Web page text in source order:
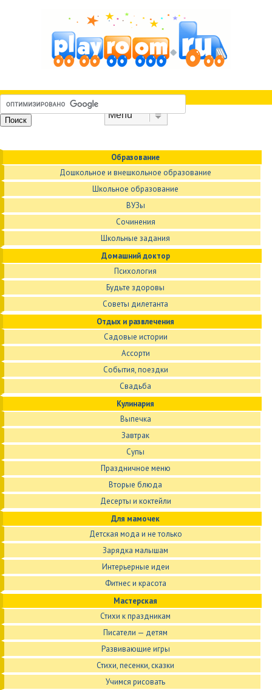
Образование
Дошкольное и внешкольное образование
Школьное образование
ВУЗы
Сочинения
Школьные задания
Домашний доктор
Психология
Будьте здоровы
Советы дилетанта
Отдых и развлечения
Садовые истории
Ассорти
События, поездки
Свадьба
Кулинария
Выпечка
Завтрак
Супы
Праздничное меню
Вторые блюда
Десерты и коктейли
Для мамочек
Детская мода и не только
Зарядка малышам
Интерьерные идеи
Фитнес и красота
Мастерская
Стихи к праздникам
Писатели — детям
Развивающие игры
Стихи, песенки, сказки
Учимся рисовать